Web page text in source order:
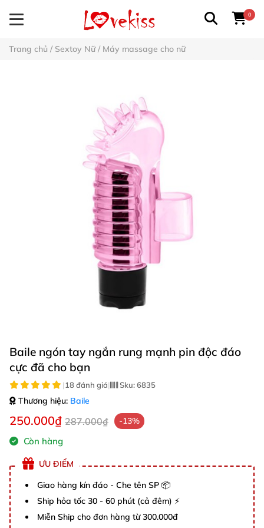
0
Trang chủ / Sextoy Nữ/ Máy massage cho nữ
Baile ngón tay ngắn rung mạnh pin độc đáo
cực đã cho bạn
|18 đánh giá| Sku:6835
Thương hiệu: Baile
250.000₫ 287.000₫ -13%
Còn hàng
ƯU ĐIỂM
Giao hàng kín đáo - Che tên SP 📦
Ship hỏa tốc 30 - 60 phút (cả đêm) ⚡
Miễn Ship cho đơn hàng từ 300.000đ